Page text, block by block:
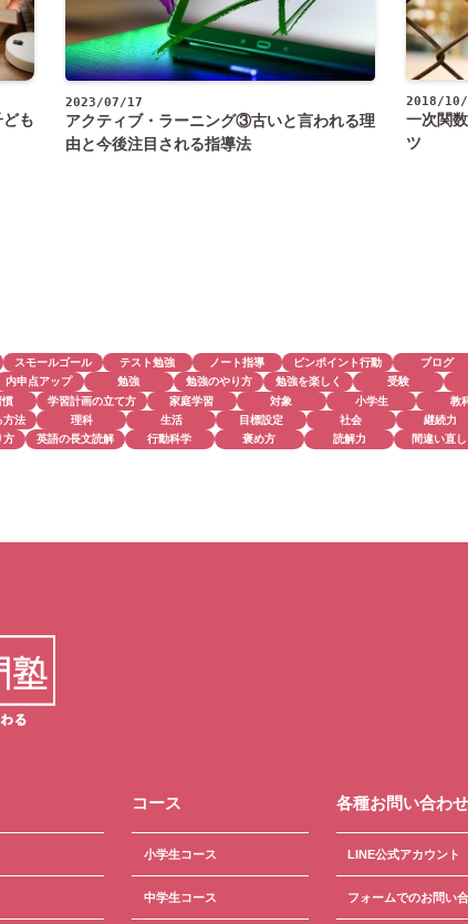
ども
2023/07/17
アクティブ・ラーニング③古いと言われる理
由と今後注目される指導法
2018/
一次関
ツ
スモールゴール テスト勉強 ノート指導 ピンポイント行動
ブログ
内申点アップ 勉強 勉強のやり方 勉強を楽しく
受験
慣 学習計画の立て方 家庭学習 対象 小学生
教
方法 理科 生活 目標設定 社会
継続力
方 英語の長文読解 行動科学 褒め方 読解力 間違い直し
コース
小学生コース
中学生コース
各種お問い合わせ
LINE公式アカウント
フォームでのお問い